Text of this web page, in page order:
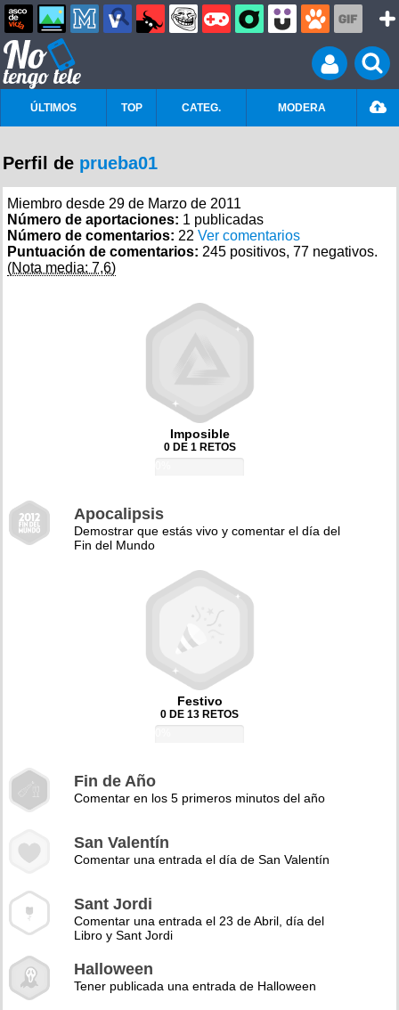
ÚLTIMOS TOP CATEG. MODERA
Perfil de prueba01
Miembro desde 29 de Marzo de 2011
Número de aportaciones: 1 publicadas
Número de comentarios: 22 Ver comentarios
Puntuación de comentarios: 245 positivos, 77 negativos.
(Nota media: 7,6)
Imposible
0 DE 1 RETOS
Apocalipsis
Demostrar que estás vivo y comentar el día del
Fin del Mundo
Festivo
0 DE 13 RETOS
Fin de Año
Comentar en los 5 primeros minutos del año
San Valentín
Comentar una entrada el día de San Valentín
Sant Jordi
Comentar una entrada el 23 de Abril, día del
Libro y Sant Jordi
Halloween
Tener publicada una entrada de Halloween